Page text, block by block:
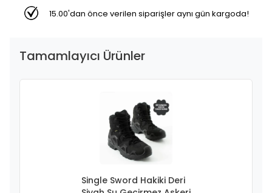
15.00'dan önce verilen siparişler aynı gün kargoda!
Tamamlayıcı Ürünler
Single Sword Hakiki Deri